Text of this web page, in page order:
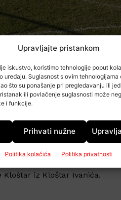
Upravljajte pristankom
iskustvo, koristimo tehnologije poput
uređaju. Suglasnost s ovim tehnologijama
što su ponašanje pri pregledavanju ili
ili povlačenje suglasnosti može
i funkcije.
Prihvati nužne
Politika kolačića Politika privatnosti
i uz očekivana tri boda za
A tada bi se moglo sanjati
pa da padne odluka o
Kloštar iz Kloštar Ivanića.